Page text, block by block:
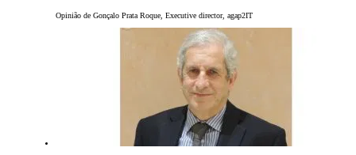
Opinião de Gonçalo Prata Roque, Executive director, agap2IT